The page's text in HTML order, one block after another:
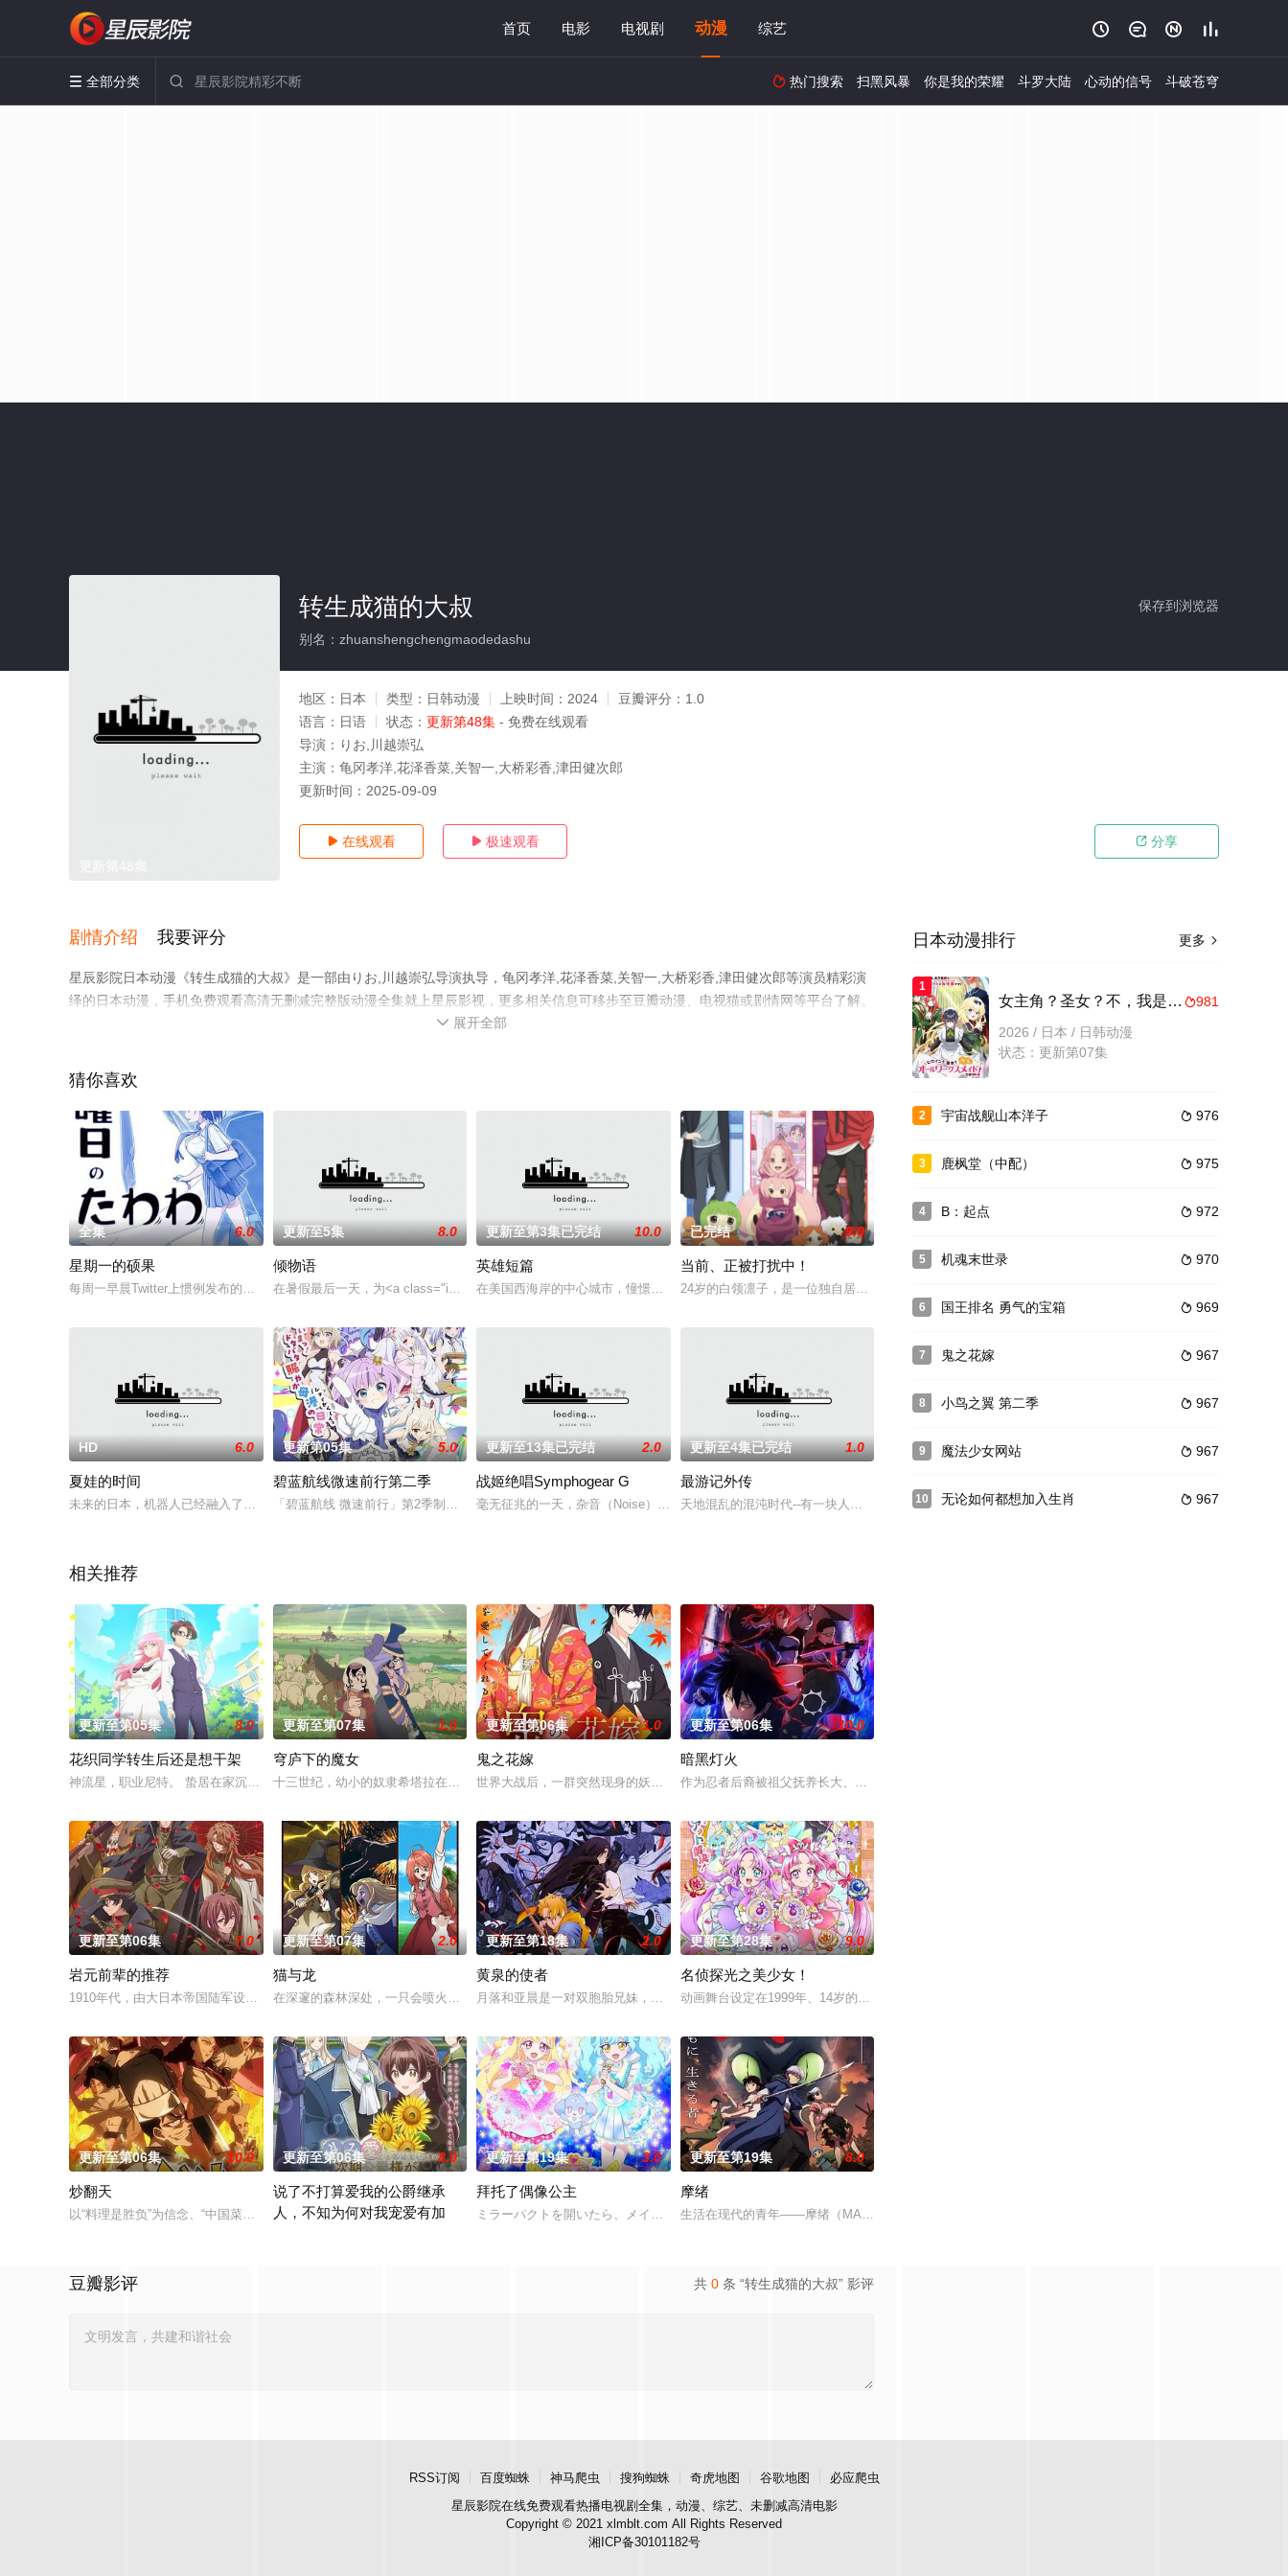
首页 电影 电视剧 动漫 综艺    
 全部分类   热门搜索 扫黑风暴 你是我的荣耀 斗罗大陆 心动的信号 斗破苍穹
保存到浏览器
转生成猫的大叔
别名：zhuanshengchengmaodedashu
地区： 日本 类型： 日韩动漫 上映时间： 2024 豆瓣评分： 1.0
语言： 日语 状态： 更新第48集 - 免费在线观看
导演： りお,川越崇弘
主演： 龟冈孝洋,花泽香菜,关智一,大桥彩香,津田健次郎
更新时间： 2025-09-09
 在线观看  极速观看  分享
剧情介绍 我要评分
星辰影院日本动漫《转生成猫的大叔》是一部由りお,川越崇弘导演执导，龟冈孝洋,花泽香菜,关智一,大桥彩香,津田健次郎等演员精彩演
绎的日本动漫，手机免费观看高清无删减完整版动漫全集就上星辰影视，更多相关信息可移步至豆瓣动漫、电视猫或剧情网等平台了解。
 展开全部
猜你喜欢
全集 6.0
星期一的硕果
每周一早晨Twitter上惯例发布的插图系列《星期一的硕果》，在原作者比村奇石的协力下制作成动画了。郁闷的周一早上，来一口会动会说话的“硕果”吧！ &n
更新至5集 8.0
倾物语
在暑假最后一天，为<a class="image-link" href="baike.baidu./pic/倾物语/8465691/0/64380cd7912397dd3f0f60b55982b2b7d0a28709?fr=lemma
更新至第3集已完结 10.0
英雄短篇
在美国西海岸的中心城市，憧憬着HERO的少年Joey一边打工，一边和祖母二人快乐地生活。某天，Joey捡到了一个破烂机器人玩具并着手修理
已完结 9.0
当前、正被打扰中！
24岁的白领凛子，是一位独自居住的秘密宅女。在繁忙日常的间隙，她总是通过最最最爱的动漫和漫画来治
HD 6.0
夏娃的时间
未来的日本，机器人已经融入了每一个人的生活，每一个家庭都有一个机器人仆人。这些机器人地位低下，但外表已经与人类无异。高中生陆雄一直是这么看的，把自己家的机器人仆人SAMMY当作下人使唤，直到他来到了
更新第05集 5.0
碧蓝航线微速前行第二季
「碧蓝航线 微速前行」第2季制作决定。
更新至13集已完结 2.0
战姬绝唱Symphogear G
毫无征兆的一天，杂音（Noise）突然袭来，与以往专注攻击人类相比，此次杂音似乎更有潜在的目的。曾在射月事件立下赫赫战功的雪音克莉丝
更新至4集已完结 1.0
最游记外传
天地混乱的混沌时代--有一块人和妖怪共存的土地，那里是文明和信仰之源--桃源乡。突然的异变和恐怖袭击
相关推荐
更新至第05集 8.0
花织同学转生后还是想干架
神流星，职业尼特。 蛰居在家沉迷游戏度日，实际上却在某个不为人知的世界曾担任魔王！ 而此刻找上门来的，竟是当年击败流星的勇者， 如今已成为女高中
更新至第07集 1.0
穹庐下的魔女
十三世纪，幼小的奴隶希塔拉在伊朗东部城市图斯被奴隶商委托给一个学者辈出的家族进行教育。希塔拉起初试图逃跑，但她被教导了知识的重要性，希塔拉在这里
更新至第06集 1.0
鬼之花嫁
世界大战后，一群突然现身的妖怪帮助日本复兴，他们由此站在了权力顶端。 妖怪们偶尔会在人类里挑选“新娘”，被选上的人会获得无上的荣耀，
更新至第06集 10.0
暗黑灯火
作为忍者后裔被祖父抚养长大、拥有与动物对话能力的高中生·我妻二郎，某日在森林中遇见了受伤倒地的黑
更新至第06集 7.0
岩元前辈的推荐
1910年代，由大日本帝国陆军设立的学校——陆军栖凤中学。这是一个为获取可用于军事的超常力量而收集、研究超自然现象的特殊机构。栖凤中学三年级学生
更新至第07集 2.0
猫与龙
在深邃的森林深处，一只会喷火的龙，与一群能操纵魔法的猫咪一同生活着。这只在出生前便失去亲生父母的龙，被一只偶然相遇的母猫抚养长大。对猫咪们而言，它只是只能在天空
更新至第18集 2.0
黄泉的使者
月落和亚晨是一对双胞胎兄妹，他们在一个与世隔绝的深山小村落里出生，被称为“分隔夜与昼的双子”。他们拥有获得特殊力量的资格，一场围绕他
更新至第28集 9.0
名侦探光之美少女！
动画舞台设定在1999年、14岁的明智安娜从2027年穿越回1999年的真未来市、在那里她结识了同为14岁、
更新至第06集 10.0
炒翻天
以“料理是胜负”为信念、“中国菜霸王”秋山阶一郎的孙子秋山酱在祖父过世后，遵照其遗愿到五番町饭店去见习，目的是想要挑战有“中华大帝”之称的五番町
更新至第06集 8.0
说了不打算爱我的公爵继承
人，不知为何对我宠爱有加
更新至第19集 3.0
拜托了偶像公主
ミラーパクトを開いたら、メイクとコーデでオシャレな私に大変身！それがアイドルプリンセス?アイプリ！おねがい町に引っ越してきた好実
更新至第19集 8.0
摩绪
生活在现代的青年——摩绪（MAO）。因"诅咒"而存活了 900 年的神秘阴阳师。生活在令和时代的女中学生
共 0 条 “转生成猫的大叔” 影评
豆瓣影评
更多 
日本动漫排行
1
981
女主角？圣女？不，我是杂役女仆（自豪）
2026 / 日本 / 日韩动漫
状态：更新第07集
2  976
宇宙战舰山本洋子
3  975
鹿枫堂（中配）
4  972
B：起点
5  970
机魂末世录
6  969
国王排名 勇气的宝箱
7  967
鬼之花嫁
8  967
小鸟之翼 第二季
9  967
魔法少女网站
10  967
无论如何都想加入生肖
RSS订阅 百度蜘蛛 神马爬虫 搜狗蜘蛛 奇虎地图 谷歌地图
必应爬虫
星辰影院在线免费观看热播电视剧全集，动漫、综艺、未删减高清电影
Copyright © 2021 xlmblt.com All Rights Reserved
湘ICP备30101182号